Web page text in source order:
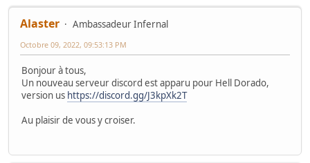
Alaster Ambassadeur Infernal
Octobre 09, 2022, 09:53:13 PM
Bonjour à tous,
Un nouveau serveur discord est apparu pour Hell Dorado,
version us https://discord.gg/J3kpXk2T
Au plaisir de vous y croiser.